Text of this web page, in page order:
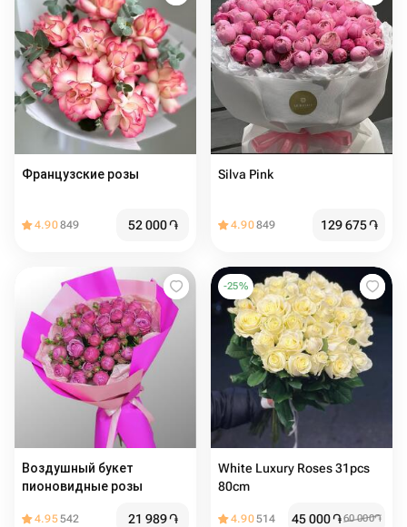
Французские розы
4.90849 52 000֏
Silva Pink
4.90849 129 675֏
Воздушный букет
пионовидные розы
4.95542 21 989֏
-25%
White Luxury Roses 31pcs
80cm
4.90514 45 000֏60 000֏